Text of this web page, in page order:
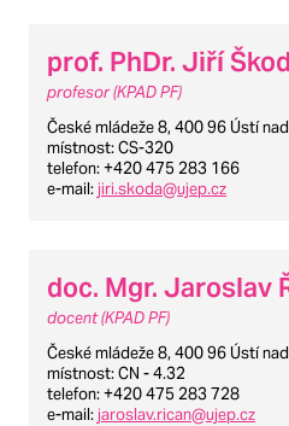
prof. PhDr. Jiří
profesor (KPAD PF)
České mládeže 8, 400 96 Ústí
místnost: CS-320
telefon: +420 475 283 166
e-mail: jiri.skoda@ujep.cz
doc. Mgr. Jaroslav
docent (KPAD PF)
České mládeže 8, 400 96 Ústí
místnost: CN - 4.32
telefon: +420 475 283 728
e-mail: jaroslav.rican@ujep.cz